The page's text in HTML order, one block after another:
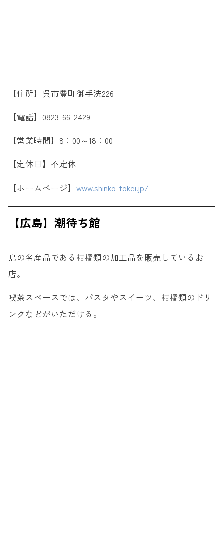
【住所】呉市豊町御手洗226
【電話】0823-66-2429
【営業時間】8：00～18：00
【定休日】不定休
【ホームページ】 www.shinko-tokei.jp/
【広島】潮待ち館
島の名産品である柑橘類の加工品を販売しているお
店。
喫茶スペースでは、パスタやスイーツ、柑橘類のドリ
ンクなどがいただける。